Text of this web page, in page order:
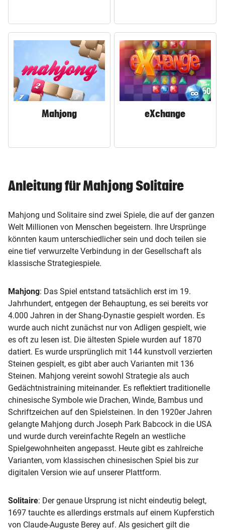
Mahjong eXchange
Anleitung für Mahjong Solitaire
Mahjong und Solitaire sind zwei Spiele, die auf der ganzen
Welt Millionen von Menschen begeistern. Ihre Ursprünge
könnten kaum unterschiedlicher sein und doch teilen sie
eine tief verwurzelte Verbindung in der Gesellschaft als
klassische Strategiespiele.
Mahjong: Das Spiel entstand tatsächlich erst im 19.
Jahrhundert, entgegen der Behauptung, es sei bereits vor
4.000 Jahren in der Shang-Dynastie gespielt worden. Es
wurde auch nicht zunächst nur von Adligen gespielt, wie
es oft zu lesen ist. Die ältesten Spiele wurden auf 1870
datiert. Es wurde ursprünglich mit 144 kunstvoll verzierten
Steinen gespielt, es gibt aber auch Varianten mit 136
Steinen. Mahjong vereint sowohl Strategie als auch
Gedächtnistraining miteinander. Es reflektiert traditionelle
chinesische Symbole wie Drachen, Winde, Bambus und
Schriftzeichen auf den Spielsteinen. In den 1920er Jahren
gelangte Mahjong durch Joseph Park Babcock in die USA
und wurde durch vereinfachte Regeln an westliche
Spielgewohnheiten angepasst. Heute gibt es zahlreiche
Varianten, vom klassischen chinesischen Spiel bis zur
digitalen Version wie auf unserer Plattform.
Solitaire: Der genaue Ursprung ist nicht eindeutig belegt,
1697 tauchte es allerdings erstmals auf einem Kupferstich
von Claude-Auguste Berey auf. Als gesichert gilt die